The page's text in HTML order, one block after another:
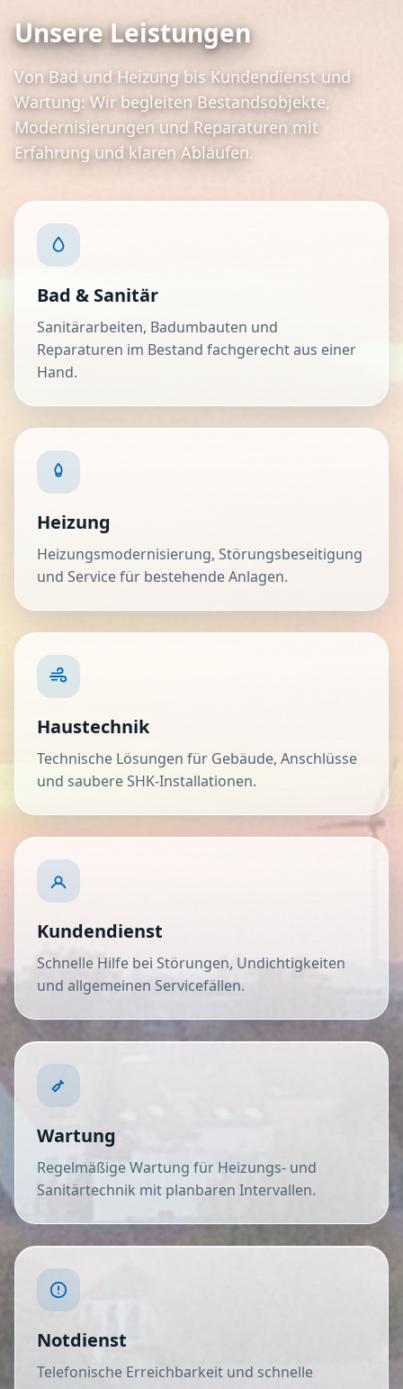
Unsere Leistungen
Von Bad und Heizung bis Kundendienst und
Wartung: Wir begleiten Bestandsobjekte,
Modernisierungen und Reparaturen mit
Erfahrung und klaren Abläufen.
Bad & Sanitär
Sanitärarbeiten, Badumbauten und
Reparaturen im Bestand fachgerecht aus einer
Hand.
Heizung
Heizungsmodernisierung, Störungsbeseitigung
und Service für bestehende Anlagen.
Haustechnik
Technische Lösungen für Gebäude, Anschlüsse
und saubere SHK-Installationen.
Kundendienst
Schnelle Hilfe bei Störungen, Undichtigkeiten
und allgemeinen Servicefällen.
Wartung
Regelmäßige Wartung für Heizungs- und
Sanitärtechnik mit planbaren Intervallen.
Notdienst
Telefonische Erreichbarkeit und schnelle